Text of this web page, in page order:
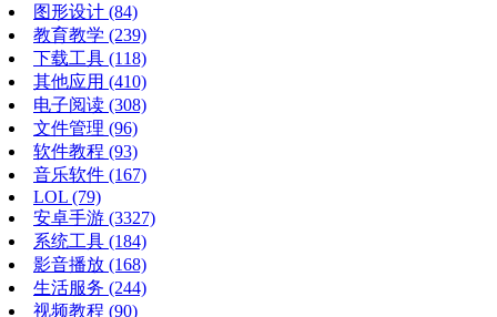
图形设计 (84)
教育教学 (239)
下载工具 (118)
其他应用 (410)
电子阅读 (308)
文件管理 (96)
软件教程 (93)
音乐软件 (167)
LOL (79)
安卓手游 (3327)
系统工具 (184)
影音播放 (168)
生活服务 (244)
视频教程 (90)